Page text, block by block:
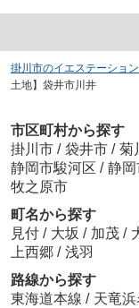
掛川市のイエステーショ
土地】袋井市川井
市区町村から探す
掛川市 / 袋井市 / 菊
静岡市駿河区 / 静岡
牧之原市
町名から探す
見付 / 大坂 / 加茂 /
上西郷 / 浅羽
路線から探す
東海道本線 / 天竜